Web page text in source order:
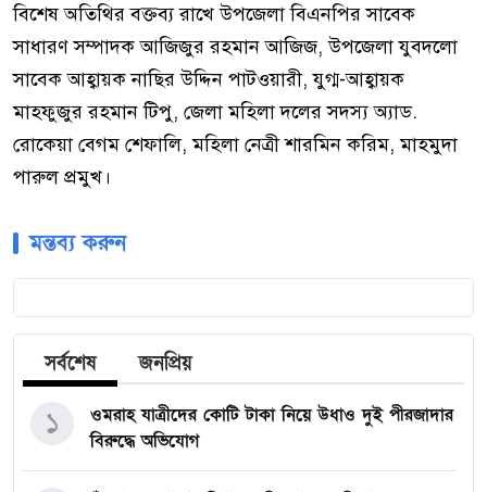
বিশেষ অতিথির বক্তব্য রাখে উপজেলা বিএনপির সাবেক
সাধারণ সম্পাদক আজিজুর রহমান আজিজ, উপজেলা যুবদলো
সাবেক আহ্বায়ক নাছির উদ্দিন পাটওয়ারী, যুগ্ম-আহ্বায়ক
মাহফুজুর রহমান টিপু, জেলা মহিলা দলের সদস্য অ্যাড.
রোকেয়া বেগম শেফালি, মহিলা নেত্রী শারমিন করিম, মাহমুদা
পারুল প্রমুখ।
মন্তব্য করুন
সর্বশেষ জনপ্রিয়
ওমরাহ যাত্রীদের কোটি টাকা নিয়ে উধাও দুই পীরজাদার
বিরুদ্ধে অভিযোগ
১